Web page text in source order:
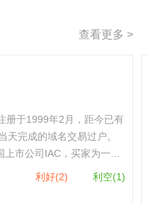
查看更多 >
完成的域名交易过户。
市公司IAC，买家为一家
利好(2) 利空(1)